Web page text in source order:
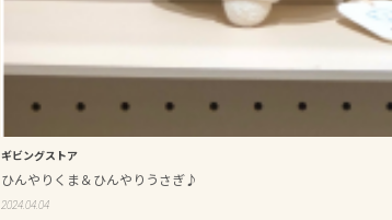
ギビングストア
ひんやりくま＆ひんやりうさぎ♪
2024.04.04